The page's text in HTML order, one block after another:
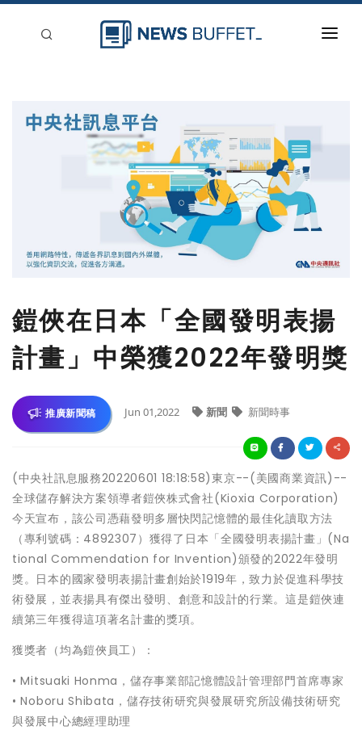
鎧俠在日本「全國發明表揚
計畫」中榮獲2022年發明獎
推廣新聞稿 Jun 01,2022 新聞 新聞時事
(中央社訊息服務20220601 18:18:58)東京--(美國商業資訊)--
全球儲存解決方案領導者鎧俠株式會社(Kioxia Corporation)
今天宣布，該公司憑藉發明多層快閃記憶體的最佳化讀取方法
（專利號碼：4892307）獲得了日本「全國發明表揚計畫」(Na
tional Commendation for Invention)頒發的2022年發明
獎。日本的國家發明表揚計畫創始於1919年，致力於促進科學技
術發展，並表揚具有傑出發明、創意和設計的行業。這是鎧俠連
續第三年獲得這項著名計畫的獎項。
獲獎者（均為鎧俠員工）：
• Mitsuaki Honma，儲存事業部記憶體設計管理部門首席專家
• Noboru Shibata，儲存技術研究與發展研究所設備技術研究
與發展中心總經理助理